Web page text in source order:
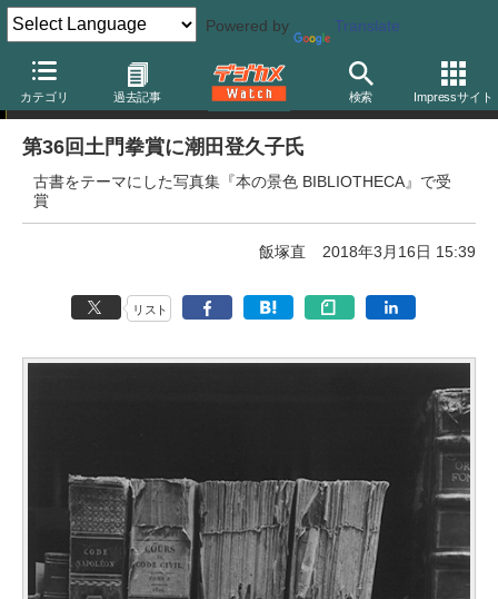
Powered by Translate
カテゴリ 過去記事 検索 Impressサイト
ニュース
第36回土門拳賞に潮田登久子氏
古書をテーマにした写真集『本の景色 BIBLIOTHECA』で受
賞
飯塚直 2018年3月16日 15:39
リスト